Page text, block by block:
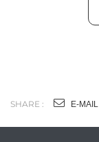
SHARE : E-MAIL